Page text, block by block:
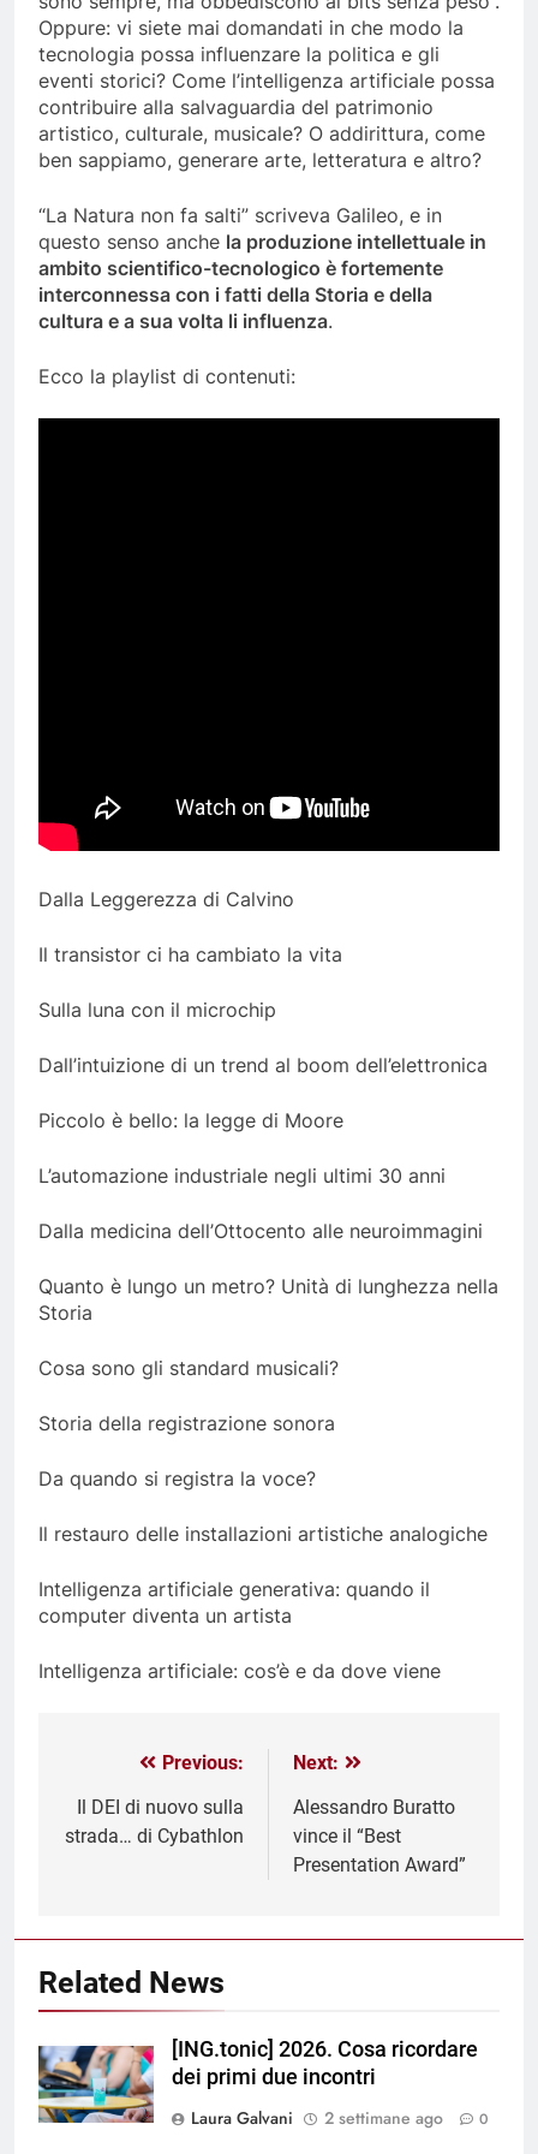
Oppure: vi siete mai domandati in che modo la
tecnologia possa influenzare la politica e gli
eventi storici? Come l’intelligenza artificiale possa
contribuire alla salvaguardia del patrimonio
artistico, culturale, musicale? O addirittura, come
ben sappiamo, generare arte, letteratura e altro?
“La Natura non fa salti” scriveva Galileo, e in
questo senso anche la produzione intellettuale in
ambito scientifico-tecnologico è fortemente
interconnessa con i fatti della Storia e della
cultura e a sua volta li influenza.
Ecco la playlist di contenuti:
Dalla Leggerezza di Calvino
Il transistor ci ha cambiato la vita
Sulla luna con il microchip
Dall’intuizione di un trend al boom dell’elettronica
Piccolo è bello: la legge di Moore
L’automazione industriale negli ultimi 30 anni
Dalla medicina dell’Ottocento alle neuroimmagini
Quanto è lungo un metro? Unità di lunghezza nella
Storia
Cosa sono gli standard musicali?
Storia della registrazione sonora
Da quando si registra la voce?
Il restauro delle installazioni artistiche analogiche
Intelligenza artificiale generativa: quando il
computer diventa un artista
Intelligenza artificiale: cos’è e da dove viene
Previous:
Il DEI di nuovo sulla
strada… di Cybathlon
Next:
Alessandro Buratto
vince il “Best
Presentation Award”
Related News
[ING.tonic] 2026. Cosa ricordare
dei primi due incontri
Laura Galvani
2 settimane ago 0